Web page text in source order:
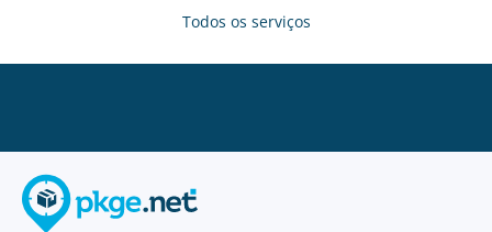
Todos os serviços